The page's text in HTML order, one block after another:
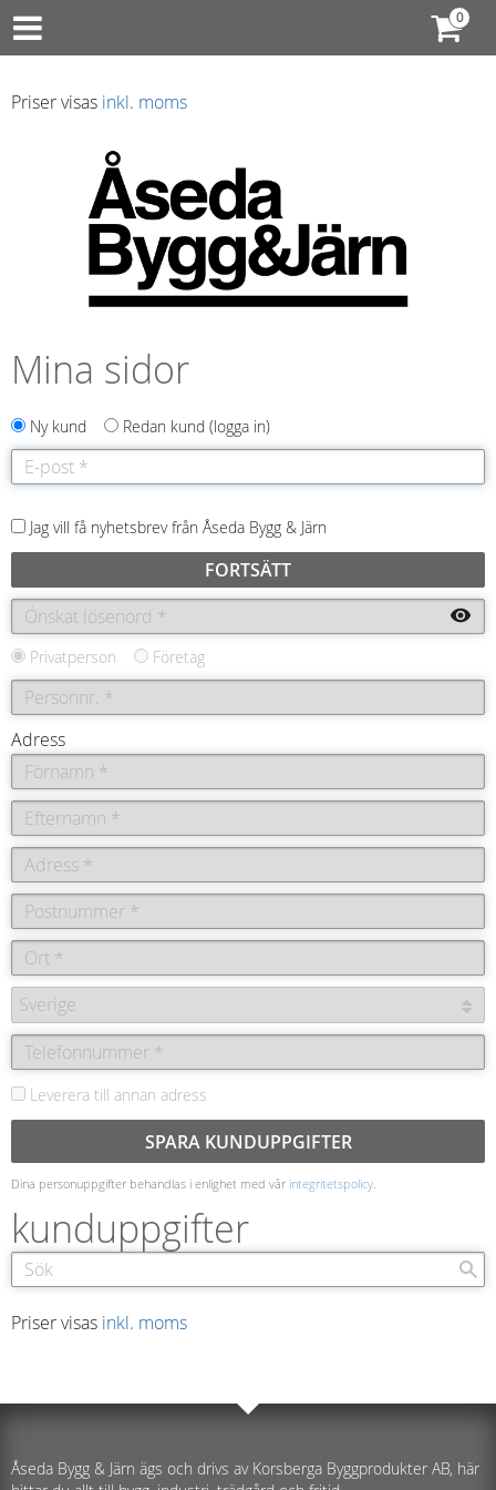
Priser visas inkl. moms
Mina sidor
Ny kund Redan kund logga in
Jag vill få nyhetsbrev från Åseda Bygg & Järn
FORTSÄTT
visibility
Privatperson Företag
Adress
Leverera till annan adress
SPARA KUNDUPPGIFTER
Dina personuppgifter behandlas i enlighet med vår integritetspolicy.
kunduppgifter
Priser visas inkl. moms
Åseda Bygg & Järn ägs och drivs av Korsberga Byggprodukter AB, här